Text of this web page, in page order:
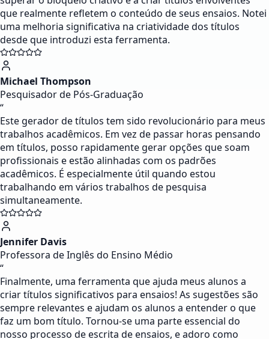
que realmente refletem o conteúdo de seus ensaios. Notei
uma melhoria significativa na criatividade dos títulos
desde que introduzi esta ferramenta.
Michael Thompson
Pesquisador de Pós-Graduação
“
Este gerador de títulos tem sido revolucionário para meus
trabalhos acadêmicos. Em vez de passar horas pensando
em títulos, posso rapidamente gerar opções que soam
profissionais e estão alinhadas com os padrões
acadêmicos. É especialmente útil quando estou
trabalhando em vários trabalhos de pesquisa
simultaneamente.
Jennifer Davis
Professora de Inglês do Ensino Médio
“
Finalmente, uma ferramenta que ajuda meus alunos a
criar títulos significativos para ensaios! As sugestões são
sempre relevantes e ajudam os alunos a entender o que
faz um bom título. Tornou-se uma parte essencial do
nosso processo de escrita de ensaios, e adoro como